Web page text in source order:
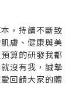
，持續不斷致
膚、健康與美
算的研發我都
沒有我，誠摯
回饋大家的體